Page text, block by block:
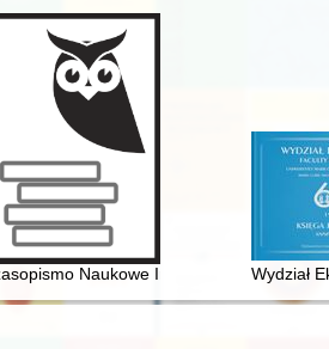
and Motria Kochubey in the light of
Naukowe Instytutu StudiówWydział